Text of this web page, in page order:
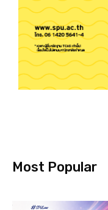
Most Popular